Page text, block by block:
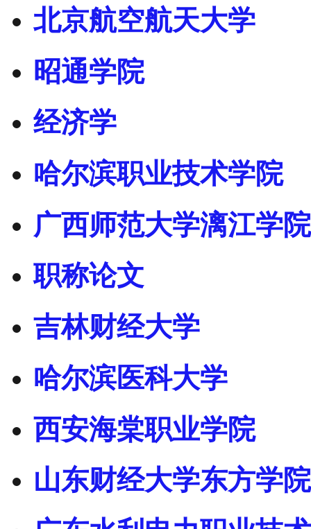
北京航空航天大学
昭通学院
经济学
哈尔滨职业技术学院
广西师范大学漓江学院
职称论文
吉林财经大学
哈尔滨医科大学
西安海棠职业学院
山东财经大学东方学院